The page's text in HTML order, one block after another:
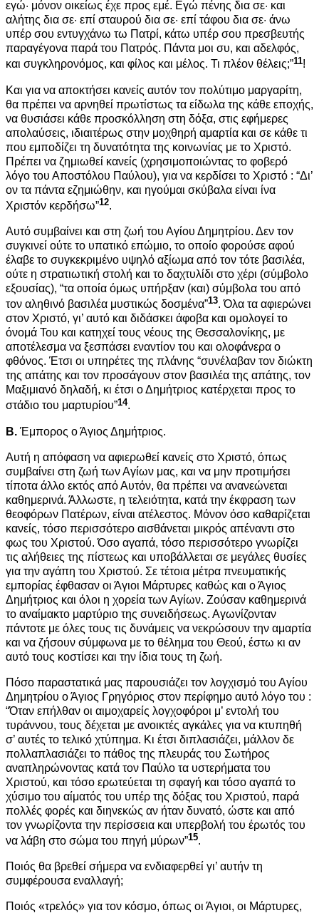
εγώ· μόνον οικείως έχε προς εμέ. Εγώ πένης δια σε· και
αλήτης δια σε· επί σταυρού δια σε· επί τάφου δια σε· άνω
υπέρ σου εντυγχάνω τω Πατρί, κάτω υπέρ σου πρεσβευτής
παραγέγονα παρά του Πατρός. Πάντα μοι συ, και αδελφός,
και συγκληρονόμος, και φίλος και μέλος. Τι πλέον θέλεις;”11!
Και για να αποκτήσει κανείς αυτόν τον πολύτιμο μαργαρίτη,
θα πρέπει να αρνηθεί πρωτίστως τα είδωλα της κάθε εποχής,
να θυσιάσει κάθε προσκόλληση στη δόξα, στις εφήμερες
απολαύσεις, ιδιαιτέρως στην μοχθηρή αμαρτία και σε κάθε τι
που εμποδίζει τη δυνατότητα της κοινωνίας με το Χριστό.
Πρέπει να ζημιωθεί κανείς (χρησιμοποιώντας το φοβερό
λόγο του Αποστόλου Παύλου), για να κερδίσει το Χριστό : “Δι’
ον τα πάντα εζημιώθην, και ηγούμαι σκύβαλα είναι ίνα
Χριστόν κερδήσω”12.
Αυτό συμβαίνει και στη ζωή του Αγίου Δημητρίου. Δεν τον
συγκινεί ούτε το υπατικό επώμιο, το οποίο φορούσε αφού
έλαβε το συγκεκριμένο υψηλό αξίωμα από τον τότε βασιλέα,
ούτε η στρατιωτική στολή και το δαχτυλίδι στο χέρι (σύμβολο
εξουσίας), “τα οποία όμως υπήρξαν (και) σύμβολα του από
τον αληθινό βασιλέα μυστικώς δοσμένα”13. Όλα τα αφιερώνει
στον Χριστό, γι’ αυτό και διδάσκει άφοβα και ομολογεί το
όνομά Του και κατηχεί τους νέους της Θεσσαλονίκης, με
αποτέλεσμα να ξεσπάσει εναντίον του και ολοφάνερα ο
φθόνος. Έτσι οι υπηρέτες της πλάνης “συνέλαβαν τον διώκτη
της απάτης και τον προσάγουν στον βασιλέα της απάτης, τον
Μαξιμιανό δηλαδή, κι έτσι ο Δημήτριος κατέρχεται προς το
στάδιο του μαρτυρίου”14.
Β. Έμπορος ο Άγιος Δημήτριος.
Αυτή η απόφαση να αφιερωθεί κανείς στο Χριστό, όπως
συμβαίνει στη ζωή των Αγίων μας, και να μην προτιμήσει
τίποτα άλλο εκτός από Αυτόν, θα πρέπει να ανανεώνεται
καθημερινά. Άλλωστε, η τελειότητα, κατά την έκφραση των
θεοφόρων Πατέρων, είναι ατέλεστος. Μόνον όσο καθαρίζεται
κανείς, τόσο περισσότερο αισθάνεται μικρός απέναντι στο
φως του Χριστού. Όσο αγαπά, τόσο περισσότερο γνωρίζει
τις αλήθειες της πίστεως και υποβάλλεται σε μεγάλες θυσίες
για την αγάπη του Χριστού. Σε τέτοια μέτρα πνευματικής
εμπορίας έφθασαν οι Άγιοι Μάρτυρες καθώς και ο Άγιος
Δημήτριος και όλοι η χορεία των Αγίων. Ζούσαν καθημερινά
το αναίμακτο μαρτύριο της συνειδήσεως. Αγωνίζονταν
πάντοτε με όλες τους τις δυνάμεις να νεκρώσουν την αμαρτία
και να ζήσουν σύμφωνα με το θέλημα του Θεού, έστω κι αν
αυτό τους κοστίσει και την ίδια τους τη ζωή.
Πόσο παραστατικά μας παρουσιάζει τον λογχισμό του Αγίου
Δημητρίου ο Άγιος Γρηγόριος στον περίφημο αυτό λόγο του :
“Όταν επήλθαν οι αιμοχαρείς λογχοφόροι μ’ εντολή του
τυράννου, τους δέχεται με ανοικτές αγκάλες για να κτυπηθή
σ’ αυτές το τελικό χτύπημα. Κι έτσι διπλασιάζει, μάλλον δε
πολλαπλασιάζει το πάθος της πλευράς του Σωτήρος
αναπληρώνοντας κατά τον Παύλο τα υστερήματα του
Χριστού, και τόσο ερωτεύεται τη σφαγή και τόσο αγαπά το
χύσιμο του αίματός του υπέρ της δόξας του Χριστού, παρά
πολλές φορές και διηνεκώς αν ήταν δυνατό, ώστε και από
τον γνωρίζοντα την περίσσεια και υπερβολή του έρωτός του
να λάβη στο σώμα του πηγή μύρων”15.
Ποιός θα βρεθεί σήμερα να ενδιαφερθεί γι’ αυτήν τη
συμφέρουσα εναλλαγή;
Ποιός «τρελός» για τον κόσμο, όπως οι Άγιοι, οι Μάρτυρες,